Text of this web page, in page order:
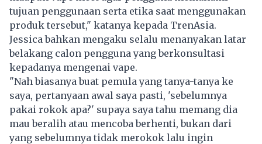
tujuan penggunaan serta etika saat menggunakan
produk tersebut," katanya kepada TrenAsia.
Jessica bahkan mengaku selalu menanyakan latar
belakang calon pengguna yang berkonsultasi
kepadanya mengenai vape.
"Nah biasanya buat pemula yang tanya-tanya ke
saya, pertanyaan awal saya pasti, 'sebelumnya
pakai rokok apa?' supaya saya tahu memang dia
mau beralih atau mencoba berhenti, bukan dari
yang sebelumnya tidak merokok lalu ingin